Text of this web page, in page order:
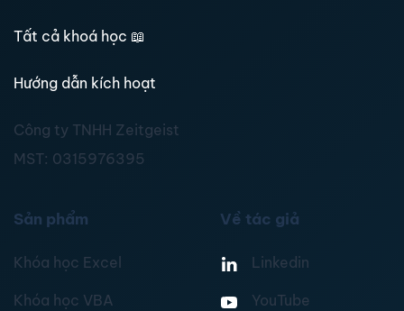
Tất cả khoá học 📖
Hướng dẫn kích hoạt
Công ty TNHH Zeitgeist
MST: 0315976395
Sản phẩm
Khóa học Excel
Khóa học VBA
Về tác giả
Linkedin
YouTube